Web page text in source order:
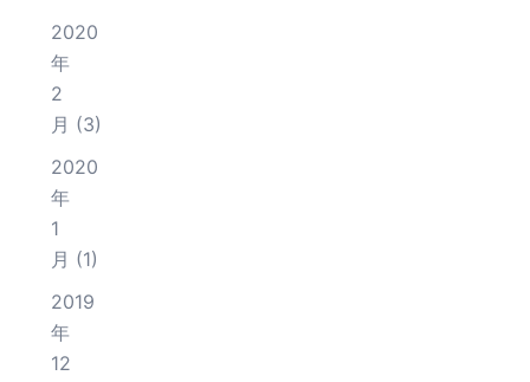
2020
年
2
月 (3)
2020
年
1
月 (1)
2019
年
12